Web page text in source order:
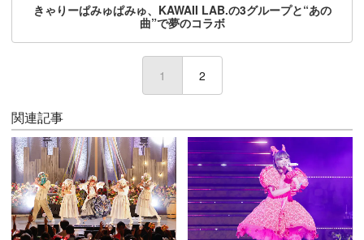
きゃりーぱみゅぱみゅ、KAWAII LAB.の3グループと“あの
曲”で夢のコラボ
1 (current)
2
関連記事